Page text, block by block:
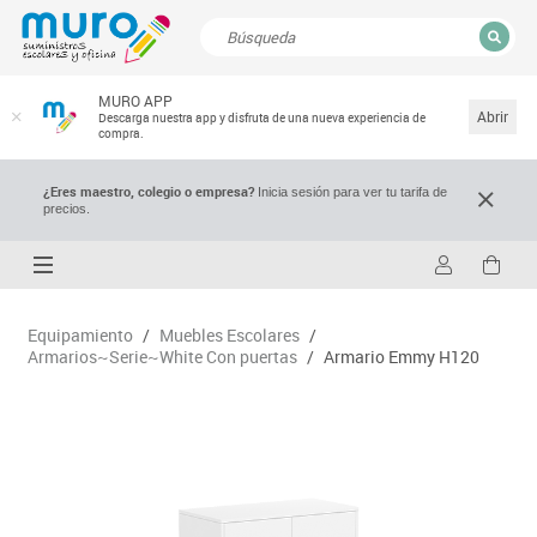
MURO APP
Descarga nuestra app y disfruta de una nueva experiencia de
compra.
Abrir
¿Eres maestro, colegio o empresa?Inicia sesión para ver tu tarifa de
precios.
Equipamiento / Muebles Escolares /
Armarios~Serie~White Con puertas / Armario Emmy H120